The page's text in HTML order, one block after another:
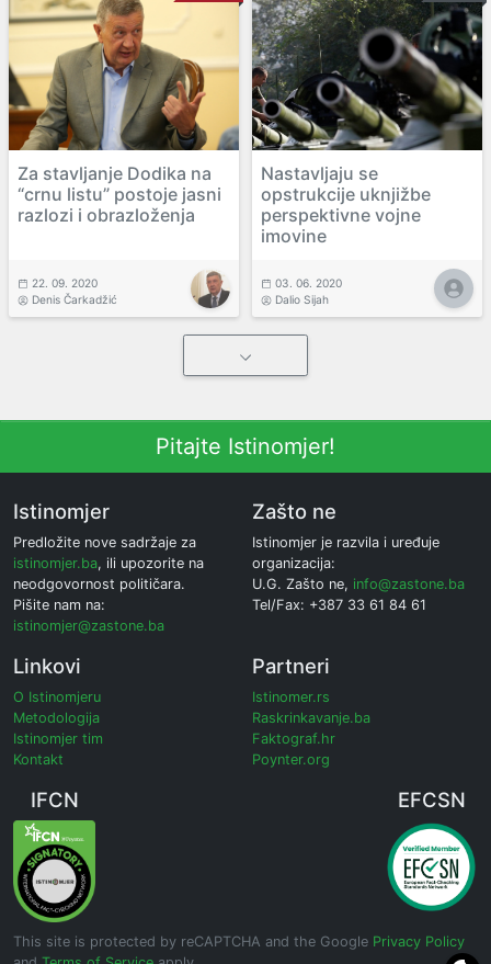
Za stavljanje Dodika na
“crnu listu” postoje jasni
razlozi i obrazloženja
22. 09. 2020
Denis Čarkadžić
Nastavljaju se
opstrukcije uknjižbe
perspektivne vojne
imovine
03. 06. 2020
Dalio Sijah
Pitajte Istinomjer!
Istinomjer
Predložite nove sadržaje za
istinomjer.ba, ili upozorite na
neodgovornost političara.
Pišite nam na:
istinomjer@zastone.ba
Zašto ne
Istinomjer je razvila i uređuje
organizacija:
U.G. Zašto ne, info@zastone.ba
Tel/Fax: +387 33 61 84 61
Linkovi
O Istinomjeru
Metodologija
Istinomjer tim
Kontakt
Partneri
Istinomer.rs
Raskrinkavanje.ba
Faktograf.hr
Poynter.org
IFCN EFCSN
This site is protected by reCAPTCHA and the Google Privacy Policy